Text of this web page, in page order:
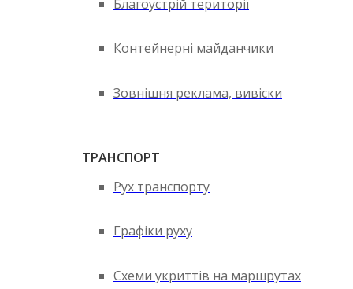
Благоустрій території
Контейнерні майданчики
Зовнішня реклама, вивіски
ТРАНСПОРТ
Рух транспорту
Графіки руху
Схеми укриттів на маршрутах